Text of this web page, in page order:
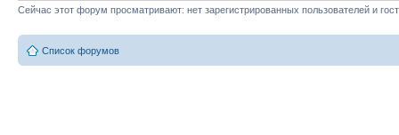
Сейчас этот форум просматривают: нет зарегистрированных пользователей и
Список форумов